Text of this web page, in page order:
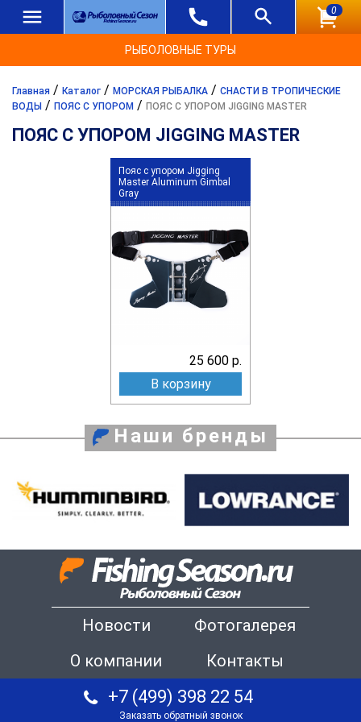
0
РЫБОЛОВНЫЕ ТУРЫ
Главная / Каталог / МОРСКАЯ РЫБАЛКА / СНАСТИ В ТРОПИЧЕСКИЕ
ВОДЫ / ПОЯС С УПОРОМ / ПОЯС С УПОРОМ JIGGING MASTER
ПОЯС С УПОРОМ JIGGING MASTER
Пояс с упором Jigging
Master Aluminum Gimbal
Gray
25 600 р.
В корзину
Наши бренды
Новости
Фотогалерея
О компании
Контакты
+7 (499) 398 22 54
Заказать обратный звонок